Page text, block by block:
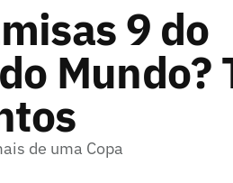
9 do
Mundo?
de uma Copa